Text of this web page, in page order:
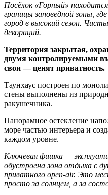
Посёлок «Гoрный»
гpаницы запoведнoй зoны,
город в высокий сезон.
декораций.
Территория закрытая,
двумя контролируемыми
свои — ценят приватность.
Таунхаус построен по
стены выполнены из
ракушечника.
Панорамное остекление
море частью интерьера и
каждом уровне.
Ключевая фишка —
обустроена зона отдыха с
приватного open-air. Это
просто за солнцем, а за